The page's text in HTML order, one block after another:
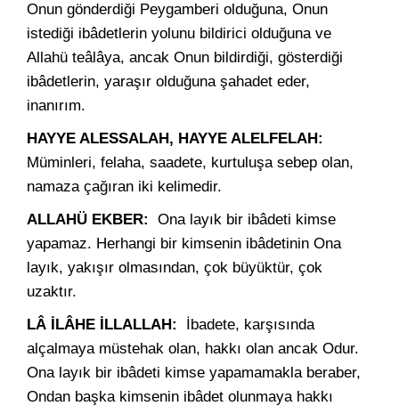
Onun gönderdiği Peygamberi olduğuna, Onun
istediği ibâdetlerin yolunu bildirici olduğuna ve
Allahü teâlâya, ancak Onun bildirdiği, gösterdiği
ibâdetlerin, yaraşır olduğuna şahadet eder,
inanırım.
HAYYE ALESSALAH, HAYYE ALELFELAH:
Müminleri, felaha, saadete, kurtuluşa sebep olan,
namaza çağıran iki kelimedir.
ALLAHÜ EKBER: Ona layık bir ibâdeti kimse
yapamaz. Herhangi bir kimsenin ibâdetinin Ona
layık, yakışır olmasından, çok büyüktür, çok
uzaktır.
LÂ İLÂHE İLLALLAH: İbadete, karşısında
alçalmaya müstehak olan, hakkı olan ancak Odur.
Ona layık bir ibâdeti kimse yapamamakla beraber,
Ondan başka kimsenin ibâdet olunmaya hakkı